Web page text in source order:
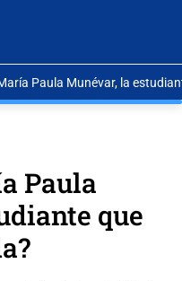
Paula Munévar, la
Paula
que